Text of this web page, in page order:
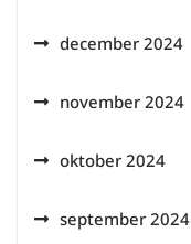
december 2024
november 2024
oktober 2024
september 2024